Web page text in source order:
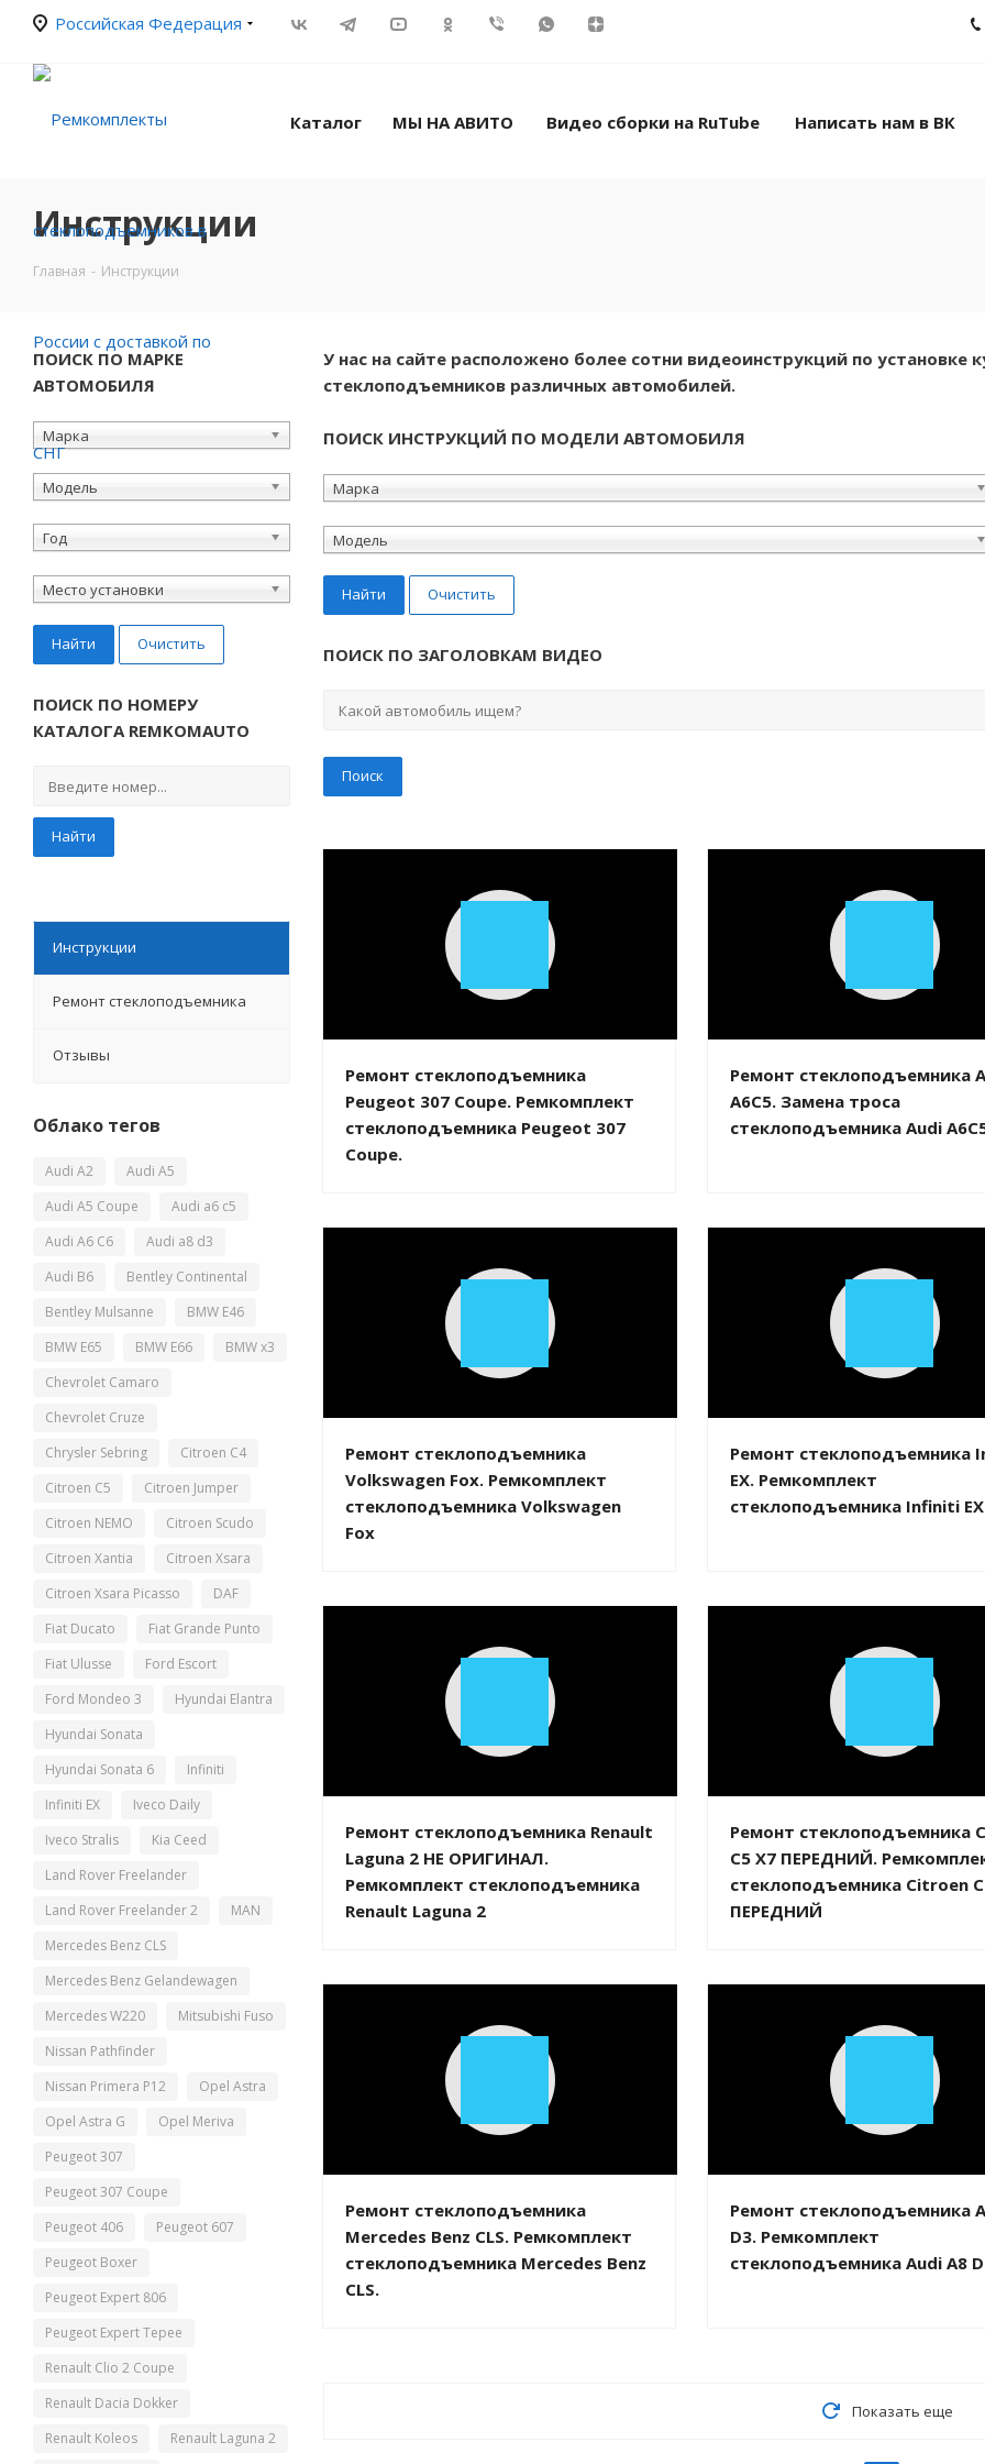
Российская Федерация
Каталог МЫ НА АВИТО Видео сборки на RuTube Написать нам в ВК
Инструкции
Главная - Инструкции
ПОИСК ПО МАРКЕ
АВТОМОБИЛЯ
Марка
Модель
Год
Место установки
Найти Очистить
ПОИСК ПО НОМЕРУ
КАТАЛОГА REMKOMAUTO
Найти
Инструкции
Ремонт стеклоподъемника
Отзывы
Облако тегов
Audi A2
Audi A5
Audi A5 Coupe
Audi a6 c5
Audi A6 C6
Audi a8 d3
Audi B6
Bentley Continental
Bentley Mulsanne
BMW E46
BMW E65
BMW E66
BMW x3
Chevrolet Camaro
Chevrolet Cruze
Chrysler Sebring
Citroen C4
Citroen C5
Citroen Jumper
Citroen NEMO
Citroen Scudo
Citroen Xantia
Citroen Xsara
Citroen Xsara Picasso
DAF
Fiat Ducato
Fiat Grande Punto
Fiat Ulusse
Ford Escort
Ford Mondeo 3
Hyundai Elantra
Hyundai Sonata
Hyundai Sonata 6
Infiniti
Infiniti EX
Iveco Daily
Iveco Stralis
Kia Ceed
Land Rover Freelander
Land Rover Freelander 2
MAN
Mercedes Benz CLS
Mercedes Benz Gelandewagen
Mercedes W220
Mitsubishi Fuso
Nissan Pathfinder
Nissan Primera P12
Opel Astra
Opel Astra G
Opel Meriva
Peugeot 307
Peugeot 307 Coupe
Peugeot 406
Peugeot 607
Peugeot Boxer
Peugeot Expert 806
Peugeot Expert Tepee
Renault Clio 2 Coupe
Renault Dacia Dokker
Renault Koleos
Renault Laguna 2
У нас на сайте расположено более сотни видеоинструкций по установке
стеклоподъемников различных автомобилей.
ПОИСК ИНСТРУКЦИЙ ПО МОДЕЛИ АВТОМОБИЛЯ
Марка
Модель
Найти Очистить
ПОИСК ПО ЗАГОЛОВКАМ ВИДЕО
Play
Ремонт стеклоподъемника
Peugeot 307 Coupe. Ремкомплект
стеклоподъемника Peugeot 307
Coupe.
Play
Ремонт стеклоподъемника
A6C5. Замена троса
стеклоподъемника Audi
Play
Ремонт стеклоподъемника
Volkswagen Fox. Ремкомплект
стеклоподъемника Volkswagen
Fox
Play
Ремонт стеклоподъемника
EX. Ремкомплект
стеклоподъемника Infiniti
Play
Ремонт стеклоподъемника Renault
Laguna 2 НЕ ОРИГИНАЛ.
Ремкомплект стеклоподъемника
Renault Laguna 2
Play
Ремонт стеклоподъемника
C5 X7 ПЕРЕДНИЙ.
стеклоподъемника Citroen
ПЕРЕДНИЙ
Play
Ремонт стеклоподъемника
Mercedes Benz CLS. Ремкомплект
стеклоподъемника Mercedes Benz
CLS.
Play
Ремонт стеклоподъемника
D3. Ремкомплект
стеклоподъемника Audi A8
Показать еще